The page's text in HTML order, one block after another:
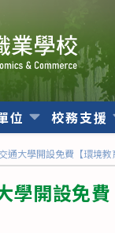
位 校務支援
通大學開設免費【環境
學開設免